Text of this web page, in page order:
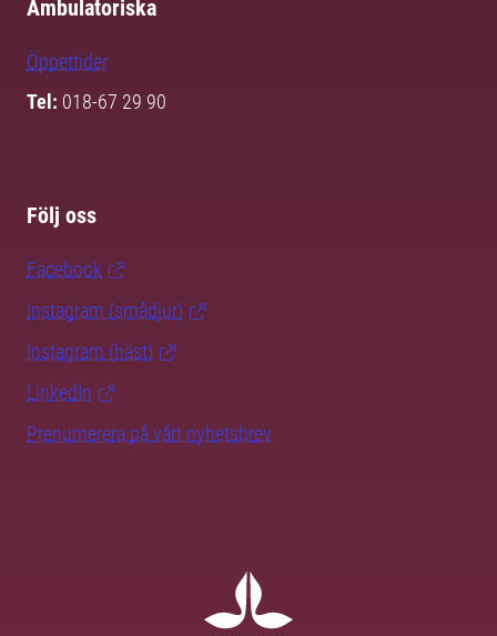
Ambulatoriska
Öppettider
Tel: 018-67 29 90
Följ oss
Facebook
Instagram (smådjur)
Instagram (häst)
LinkedIn
Prenumerera på vårt nyhetsbrev